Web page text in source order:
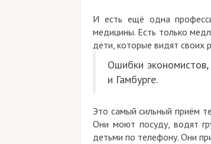
И есть ещё одна
медицины. Есть только
дети, которые видят своих
Ошибки
и Гамбурге.
Это самый сильный приём
Они моют посуду, водят
детьми по телефону. Они